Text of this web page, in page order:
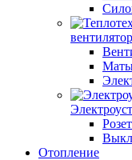
Маты
Отопление